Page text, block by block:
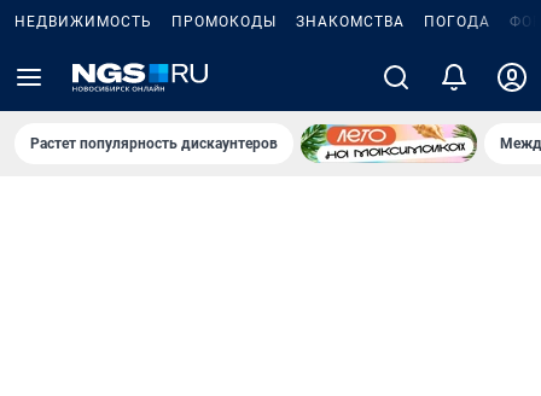
НЕДВИЖИМОСТЬ ПРОМОКОДЫ ЗНАКОМСТВА ПОГОДА
Растет популярность дискаунтеров